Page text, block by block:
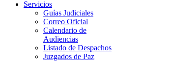
Servicios
Guías Judiciales
Correo Oficial
Calendario de
Audiencias
Listado de Despachos
Juzgados de Paz